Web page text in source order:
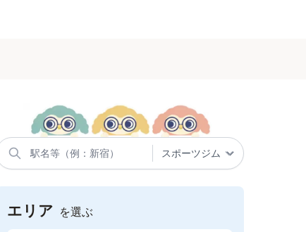
エリア を選ぶ